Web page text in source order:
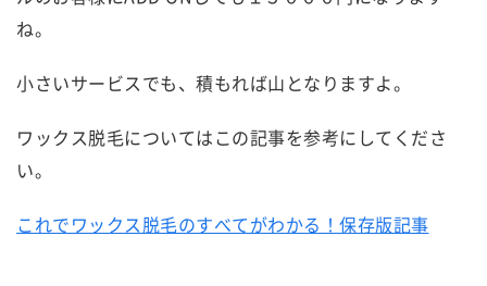
ね。
小さいサービスでも、積もれば山となりますよ。
ワックス脱毛についてはこの記事を参考にしてくださ
い。
これでワックス脱毛のすべてがわかる！保存版記事